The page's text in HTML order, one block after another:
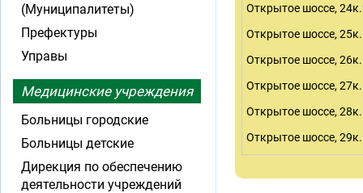
Открытое шоссе,
Открытое шоссе,
Открытое шоссе,
Открытое шоссе,
Открытое шоссе,
Открытое шоссе,
(Муниципалитеты)
Префектуры
Управы
Медицинские учреждения
Больницы городские
Больницы детские
Дирекция по обеспечению
деятельности учреждений